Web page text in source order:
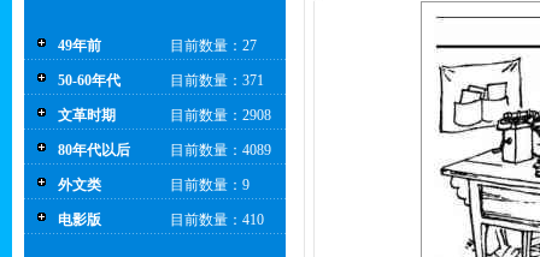
49年前 目前数量：27
50-60年代 目前数量：371
文革时期 目前数量：2908
80年代以后 目前数量：4089
外文类 目前数量：9
电影版 目前数量：410